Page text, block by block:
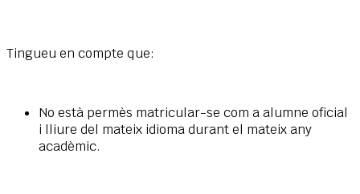
Tingueu en compte que:
No està permès matricular-se com a alumne oficial
i lliure del mateix idioma durant el mateix any
acadèmic.